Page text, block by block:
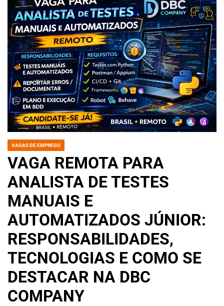
POSTED
VAGAS DE EMPREGO
VAGA REMOTA PARA
ANALISTA DE TESTES
MANUAIS E
AUTOMATIZADOS JÚNIOR:
RESPONSABILIDADES,
TECNOLOGIAS E COMO SE
DESTACAR NA DBC
COMPANY